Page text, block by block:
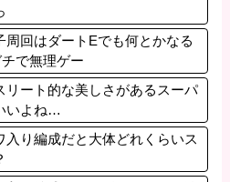
周回はダートEでも何とかなる
で無理ゲー
リート的な美しさがあるスーパ
いよね…
入り編成だと大体どれくらいス